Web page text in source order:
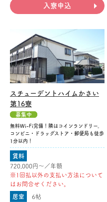
入寮申込
スチューデントハイムかさい
第16寮
募集中
無料Wi-Fi完備！隣はコインランドリー。
コンビニ・ドラッグストア・郵便局も徒歩
1分以内！
賃料
720,000円〜／年額
※1回払以外の支払い方法について
はお問合せください。
居室 6帖